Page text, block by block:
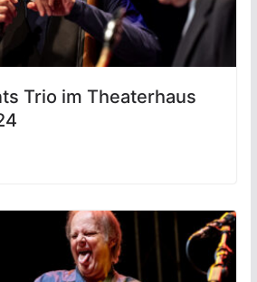
Trio im Theaterhaus